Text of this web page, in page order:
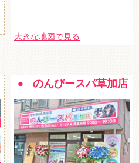
大きな地図で見る
のんびースパ草加店